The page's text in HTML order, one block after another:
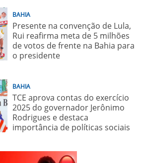
BAHIA
Presente na convenção de Lula,
Rui reafirma meta de 5 milhões
de votos de frente na Bahia para
o presidente
BAHIA
TCE aprova contas do exercício
2025 do governador Jerônimo
Rodrigues e destaca
importância de políticas sociais